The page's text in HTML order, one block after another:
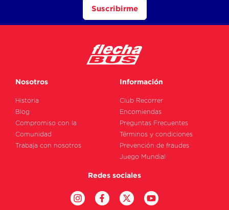
Suscribirme
Nosotros
Historia
Blog
Compromiso con la
Comunidad
Trabaja con nosotros
Información
Club Recorrer
Encomiendas
Preguntas Frecuentes
Términos y condiciones
Prevención de fraudes
Juego Mundial
Redes sociales